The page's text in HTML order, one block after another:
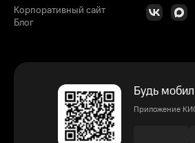
Корпоративный сайт
Блог
Будь
Приложение